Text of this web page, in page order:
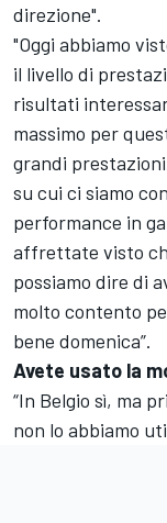
direzione".
"Oggi abbiamo
il livello di
risultati
massimo per
grandi
su cui ci siamo
performance in
affrettate visto
possiamo dire di
molto contento
bene domenica”.
Avete usato la
“In Belgio sì, ma
non lo abbiamo